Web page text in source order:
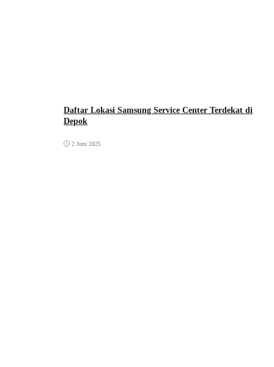
Daftar Lokasi Samsung Service Center Terdekat di
Depok
2 Juni 2025